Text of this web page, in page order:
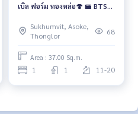
เบิล ฟอร์ม ทองหล่อ🍄 🚝 BTS
Sukhumvit, Asoke,
Thonglor
68
Area : 37.00 Sq.m.
1 1 11-20